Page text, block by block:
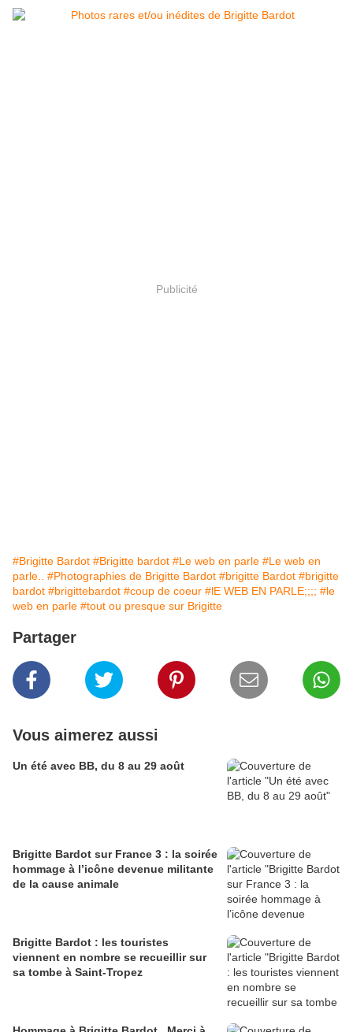
Publicité
#Brigitte Bardot #Brigitte bardot #Le web en parle #Le web en
parle..
#Photographies de Brigitte Bardot #brigitte Bardot #brigitte
bardot #brigittebardot #coup de coeur #lE WEB EN PARLE;;;; #le
web en parle #tout ou presque sur Brigitte
Partager
Vous aimerez aussi
Un été avec BB, du 8 au 29 août
Brigitte Bardot sur France 3 : la soirée
hommage à l’icône devenue militante
de la cause animale
Brigitte Bardot : les touristes
viennent en nombre se recueillir sur
sa tombe à Saint-Tropez